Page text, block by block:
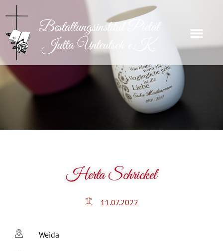
Herta Schrickel
11.07.2022
Weida